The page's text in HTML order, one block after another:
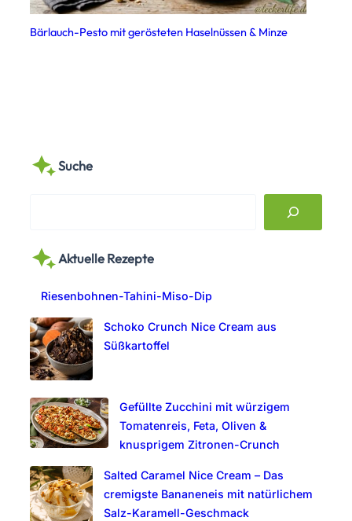
Bärlauch-Pesto mit gerösteten Haselnüssen & Minze
Suche
r
Aktuelle Rezepte
Riesenbohnen-Tahini-Miso-Dip
Schoko Crunch Nice Cream aus
Süßkartoffel
Gefüllte Zucchini mit würzigem
Tomatenreis, Feta, Oliven &
knusprigem Zitronen-Crunch
Salted Caramel Nice Cream – Das
cremigste Bananeneis mit natürlichem
Salz-Karamell-Geschmack